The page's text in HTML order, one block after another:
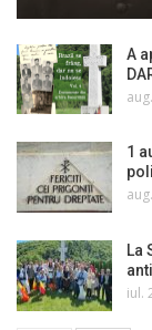
A
1
La
iul.